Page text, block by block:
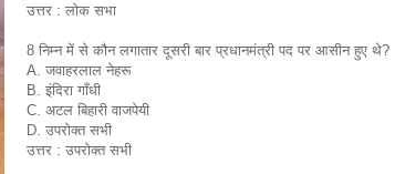
उत्तर : लोक सभा
8 निम्न में से कौन लगातार दूसरी बार प्रधानमंत्री पद पर आसीन हुए थे?
A. जवाहरलाल नेहरू
B. इंदिरा गाँधी
C. अटल बिहारी वाजपेयी
D. उपरोक्त सभी
उत्तर : उपरोक्त सभी